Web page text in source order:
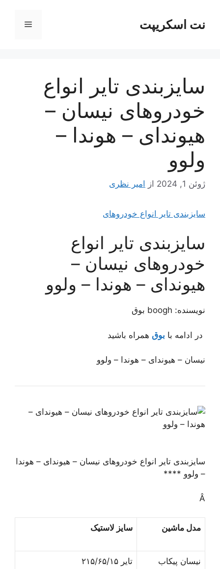
محتوانت اسکریپت فهرست
سایزبندی تایر انواع
خودروهای نیسان –
هیوندای – هوندا –
ولوو
ژوئن 1, 2024 از امیر نظری
سایزبندی تایر انواع خودروهای
سایزبندی تایر انواع
خودروهای نیسان –
هیوندای – هوندا – ولوو
نویسنده: boogh بوق
در ادامه با بوق همراه باشید
نیسان – هیوندای – هوندا – ولوو
سایزبندی تایر انواع خودروهای نیسان – هیوندای – هوندا
– ولوو ****
Â
مدل ماشین سایز لاستیک
نیسان پیکاب تایر ۲۱۵/۶۵/۱۵